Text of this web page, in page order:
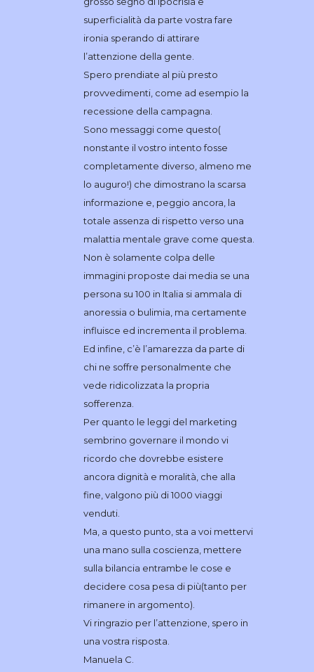
superficialità da parte vostra fare
ironia sperando di attirare
l’attenzione della gente.
Spero prendiate al più presto
provvedimenti, come ad esempio la
recessione della campagna.
Sono messaggi come questo(
nonstante il vostro intento fosse
completamente diverso, almeno me
lo auguro!) che dimostrano la scarsa
informazione e, peggio ancora, la
totale assenza di rispetto verso una
malattia mentale grave come questa.
Non è solamente colpa delle
immagini proposte dai media se una
persona su 100 in Italia si ammala di
anoressia o bulimia, ma certamente
influisce ed incrementa il problema.
Ed infine, c’è l’amarezza da parte di
chi ne soffre personalmente che
vede ridicolizzata la propria
sofferenza.
Per quanto le leggi del marketing
sembrino governare il mondo vi
ricordo che dovrebbe esistere
ancora dignità e moralità, che alla
fine, valgono più di 1000 viaggi
venduti.
Ma, a questo punto, sta a voi mettervi
una mano sulla coscienza, mettere
sulla bilancia entrambe le cose e
decidere cosa pesa di più(tanto per
rimanere in argomento).
Vi ringrazio per l’attenzione, spero in
una vostra risposta.
Manuela C.